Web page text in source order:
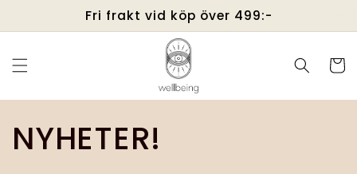
Fri frakt vid köp över 499:-
P
NYHETER!